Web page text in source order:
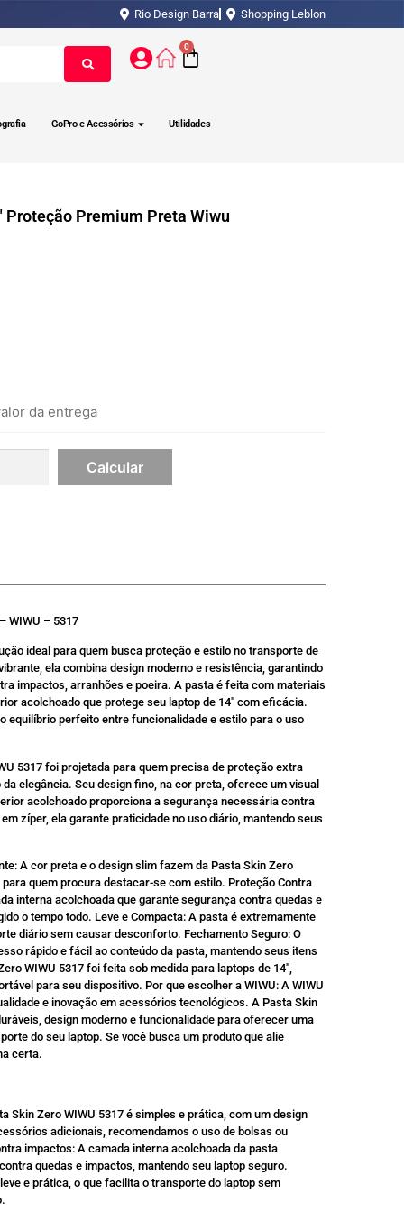
Rio Design Barra Shopping Leblon
0
GoPro e Acessórios Utilidades
Proteção Premium Preta Wiwu
da entrega
WIWU – 5317
ideal para quem busca proteção e estilo no transporte de
ela combina design moderno e resistência, garantindo
impactos, arranhões e poeira. A pasta é feita com materiais
acolchoado que protege seu laptop de 14″ com eficácia.
equilíbrio perfeito entre funcionalidade e estilo para o uso
5317 foi projetada para quem precisa de proteção extra
elegância. Seu design fino, na cor preta, oferece um visual
acolchoado proporciona a segurança necessária contra
zíper, ela garante praticidade no uso diário, mantendo seus
A cor preta e o design slim fazem da Pasta Skin Zero
quem procura destacar-se com estilo. Proteção Contra
interna acolchoada que garante segurança contra quedas e
o tempo todo. Leve e Compacta: A pasta é extremamente
diário sem causar desconforto. Fechamento Seguro: O
rápido e fácil ao conteúdo da pasta, mantendo seus itens
WIWU 5317 foi feita sob medida para laptops de 14″,
para seu dispositivo. Por que escolher a WIWU: A WIWU
e inovação em acessórios tecnológicos. A Pasta Skin
design moderno e funcionalidade para oferecer uma
do seu laptop. Se você busca um produto que alie
certa.
Skin Zero WIWU 5317 é simples e prática, com um design
adicionais, recomendamos o uso de bolsas ou
impactos: A camada interna acolchoada da pasta
quedas e impactos, mantendo seu laptop seguro.
e prática, o que facilita o transporte do laptop sem